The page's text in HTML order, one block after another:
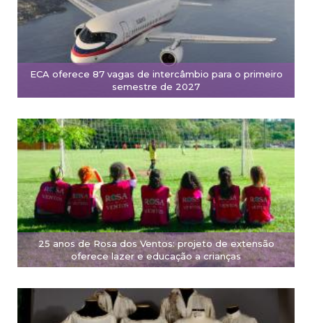
ECA oferece 87 vagas de intercâmbio para o primeiro
semestre de 2027
25 anos de Rosa dos Ventos: projeto de extensão
oferece lazer e educação a crianças